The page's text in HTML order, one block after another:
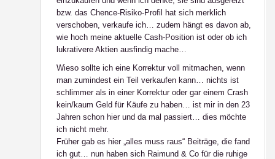
bzw. das Chence-Risiko-Profil hat sich merklich
verschoben, verkaufe ich… zudem hängt es davon ab,
wie hoch meine aktuelle Cash-Position ist oder ob ich
lukrativere Aktien ausfindig mache…
Wieso sollte ich eine Korrektur voll mitmachen, wenn
man zumindest ein Teil verkaufen kann… nichts ist
schlimmer als in einer Korrektur oder gar einem Crash
kein/kaum Geld für Käufe zu haben… ist mir in den 23
Jahren schon hier und da mal passiert… dies möchte
ich nicht mehr.
Früher gab es hier „alles muss raus“ Beiträge, die fand
ich gut… nun haben sich Raimund & Co für die ruhige